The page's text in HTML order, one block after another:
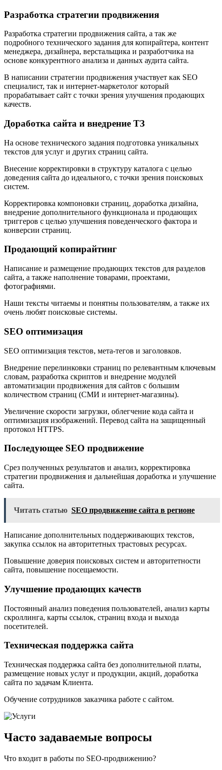
Разработка стратегии продвижения
Разработка стратегии продвижения сайта, а так же
подробного технического задания для копирайтера, контент
менеджера, дизайнера, верстальщика и разработчика на
основе конкурентного анализа и данных аудита сайта.
В написании стратегии продвижения участвует как SEO
специалист, так и интернет-маркетолог который
прорабатывает сайт с точки зрения улучшения продающих
качеств.
Доработка сайта и внедрение ТЗ
На основе технического задания подготовка уникальных
текстов для услуг и других страниц сайта.
Внесение корректировки в структуру каталога с целью
доведения сайта до идеального, с точки зрения поисковых
систем.
Корректировка компоновки страниц, доработка дизайна,
внедрение дополнительного функционала и продающих
триггеров с целью улучшения поведенческого фактора и
конверсии страниц.
Продающий копирайтинг
Написание и размещение продающих текстов для разделов
сайта, а также наполнение товарами, проектами,
фотографиями.
Наши тексты читаемы и понятны пользователям, а также их
очень любят поисковые системы.
SEO оптимизация
SEO оптимизация текстов, мета-тегов и заголовков.
Внедрение перелинковки страниц по релевантным ключевым
словам, разработка скриптов и внедрение модулей
автоматизации продвижения для сайтов с большим
количеством страниц (СМИ и интернет-магазины).
Увеличение скорости загрузки, облегчение кода сайта и
оптимизация изображений. Перевод сайта на защищенный
протокол HTTPS.
Последующее SEO продвижение
Срез полученных результатов и анализ, корректировка
стратегии продвижения и дальнейшая доработка и улучшение
сайта.
Читать статью SEO продвижение сайта в регионе
Написание дополнительных поддерживающих текстов,
закупка ссылок на авторитетных трастовых ресурсах.
Повышение доверия поисковых систем и авторитетности
сайта, повышение посещаемости.
Улучшение продающих качеств
Постоянный анализ поведения пользователей, анализ карты
скроллинга, карты ссылок, страниц входа и выхода
посетителей.
Техническая поддержка сайта
Техническая поддержка сайта без дополнительной платы,
размещение новых услуг и продукции, акций, доработка
сайта по задачам Клиента.
Обучение сотрудников заказчика работе с сайтом.
Часто задаваемые вопросы
Что входит в работы по SEO-продвижению?